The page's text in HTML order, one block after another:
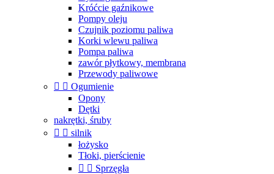
Króćcie gaźnikowe
Pompy oleju
Czujnik poziomu paliwa
Korki wlewu paliwa
Pompa paliwa
zawór płytkowy, membrana
Przewody paliwowe
  Ogumienie
Opony
Dętki
nakrętki, śruby
  silnik
łożysko
Tłoki, pierścienie
  Sprzęgła